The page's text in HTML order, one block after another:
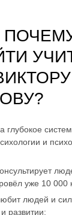
глубокое
и
уже 10 000
людей и
развитии;